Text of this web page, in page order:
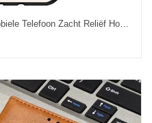
Samsung Galaxy A70s Hoesje Mobiele Telefoon Zacht Reliëf Hoes Ster Sale